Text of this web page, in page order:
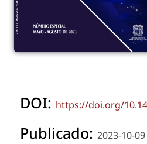
DOI: https://doi.org/
Publicado: 2023-10-09